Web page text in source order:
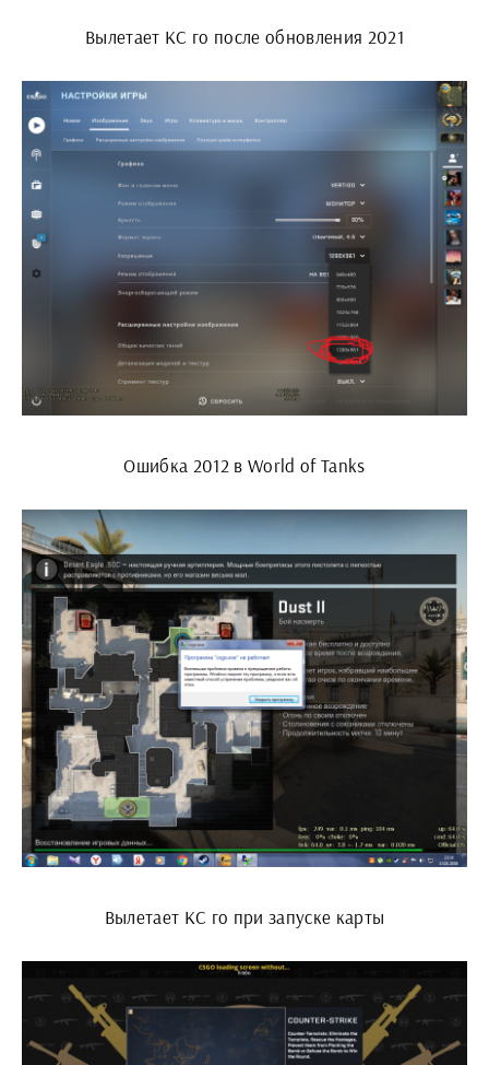
Вылетает КС го после обновления 2021
Ошибка 2012 в World of Tanks
Вылетает КС го при запуске карты